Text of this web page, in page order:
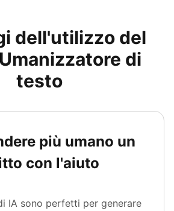
dell'utilizzo del
di
testo
più umano un
con l'aiuto
IA sono perfetti per generare